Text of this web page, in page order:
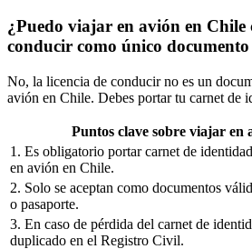
¿Puedo viajar en avión en Chile
conducir como único
No, la licencia de conducir no es un
avión en Chile. Debes portar tu carnet de
Puntos clave sobre viajar en
1. Es obligatorio portar carnet de
en avión en Chile.
2. Solo se aceptan como documentos
o pasaporte.
3. En caso de pérdida del carnet de
duplicado en el Registro Civil.